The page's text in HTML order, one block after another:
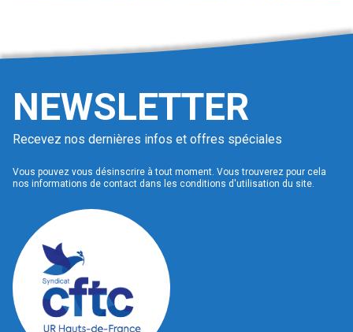
NEWSLETTER
Recevez nos dernières infos et offres spéciales
Vous pouvez vous désinscrire à tout moment. Vous trouverez pour cela
nos informations de contact dans les conditions d'utilisation du site.